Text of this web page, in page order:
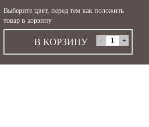
Выберите цвет, перед тем как положить
товар в корзину
В КОРЗИНУ